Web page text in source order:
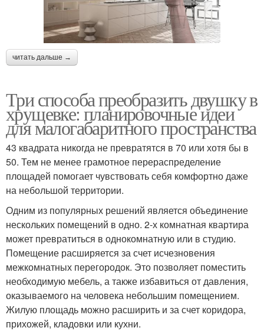
читать дальше →
Три способа преобразить двушку в
хрущевке: планировочные идеи
для малогабаритного пространства
43 квадрата никогда не превратятся в 70 или хотя бы в
50. Тем не менее грамотное перераспределение
площадей помогает чувствовать себя комфортно даже
на небольшой территории.
Одним из популярных решений является объединение
нескольких помещений в одно. 2-х комнатная квартира
может превратиться в однокомнатную или в студию.
Помещение расширяется за счет исчезновения
межкомнатных перегородок. Это позволяет поместить
необходимую мебель, а также избавиться от давления,
оказываемого на человека небольшим помещением.
Жилую площадь можно расширить и за счет коридора,
прихожей, кладовки или кухни.